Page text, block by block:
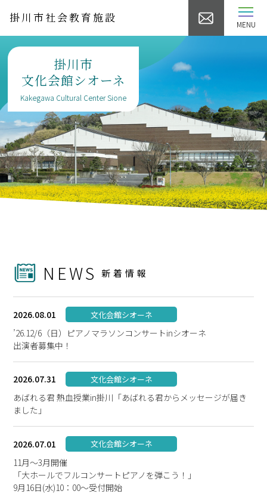
掛川市社会教育施設 MENU
掛川市
文化会館シオーネ
Kakegawa Cultural Center Sione
NEWS 新着情報
2026.08.01 文化会館シオーネ
’26.12/6（日）ピアノマラソンコンサートinシオーネ
出演者募集中！
2026.07.31 文化会館シオーネ
あばれる君 熱血授業in掛川「あばれる君からメッセージが届き
ました」
2026.07.01 文化会館シオーネ
11月～3月開催
「大ホールでフルコンサートピアノを弾こう！」
9月16日(水)10：00～受付開始